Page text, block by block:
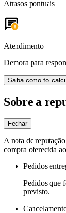
Atrasos pontuais
Atendimento
Demora para
Saiba como foi
Sobre a
Fechar
A nota de
compra oferecida
Pedidos
Pedidos que
previsto.